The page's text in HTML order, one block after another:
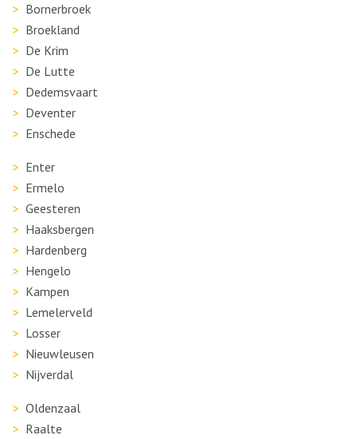
Bornerbroek
Broekland
De Krim
De Lutte
Dedemsvaart
Deventer
Enschede
Enter
Ermelo
Geesteren
Haaksbergen
Hardenberg
Hengelo
Kampen
Lemelerveld
Losser
Nieuwleusen
Nijverdal
Oldenzaal
Raalte